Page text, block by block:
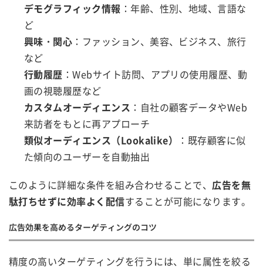
デモグラフィック情報 ：年齢、性別、地域、言語な
ど
興味・関心 ：ファッション、美容、ビジネス、旅行
など
行動履歴 ：Webサイト訪問、アプリの使用履歴、動
画の視聴履歴など
カスタムオーディエンス ：自社の顧客データやWeb
来訪者をもとに再アプローチ
類似オーディエンス（Lookalike）
：既存顧客に似
た傾向のユーザーを自動抽出
このように詳細な条件を組み合わせることで、 広告を無
駄打ちせずに効率よく配信することが可能になります。
広告効果を高めるターゲティングのコツ
精度の高いターゲティングを行うには、単に属性を絞る